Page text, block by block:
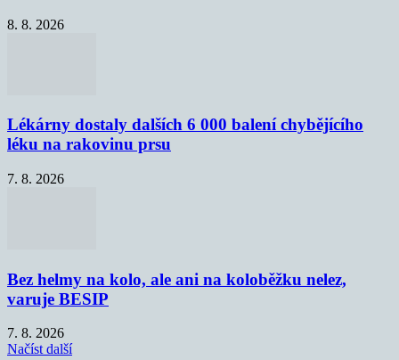
8. 8. 2026
Lékárny dostaly dalších 6 000 balení chybějícího
léku na rakovinu prsu
7. 8. 2026
Bez helmy na kolo, ale ani na koloběžku nelez,
varuje BESIP
7. 8. 2026
Načíst další